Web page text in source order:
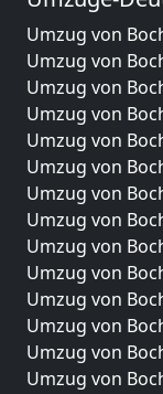
Umzug von
Umzug von
Umzug von
Umzug von
Umzug von
Umzug von
Umzug von
Umzug von
Umzug von
Umzug von
Umzug von
Umzug von
Umzug von
Umzug von